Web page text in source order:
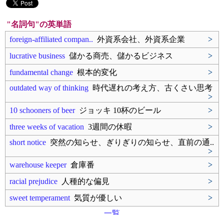
"名詞句"の英単語
foreign-affiliated compan.. 外資系会社、外資系企業
>
lucrative business 儲かる商売、儲かるビジネス
>
fundamental change 根本的変化
>
outdated way of thinking 時代遅れの考え方、古くさい思考
>
10 schooners of beerジョッキ 10杯のビール
>
three weeks of vacation 3週間の休暇
>
short notice 突然の知らせ、ぎりぎりの知らせ、直前の通..
>
warehouse keeper倉庫番
>
racial prejudice 人種的な偏見
>
sweet temperament 気質が優しい
>
一覧